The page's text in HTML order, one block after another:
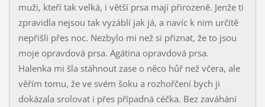
muži, kteří tak velká, i větší prsa mají přirozeně. Jenže ti
zpravidla nejsou tak vyzáblí jak já, a navíc k nim určitě
nepřišli přes noc. Nezbylo mi než si přiznat, že to jsou
moje opravdová prsa. Agátina opravdová prsa.
Halenka mi šla stáhnout zase o něco hůř než včera, ale
věřím tomu, že ve svém šoku a rozhořčení bych ji
dokázala srolovat i přes případná céčka. Bez zaváhání